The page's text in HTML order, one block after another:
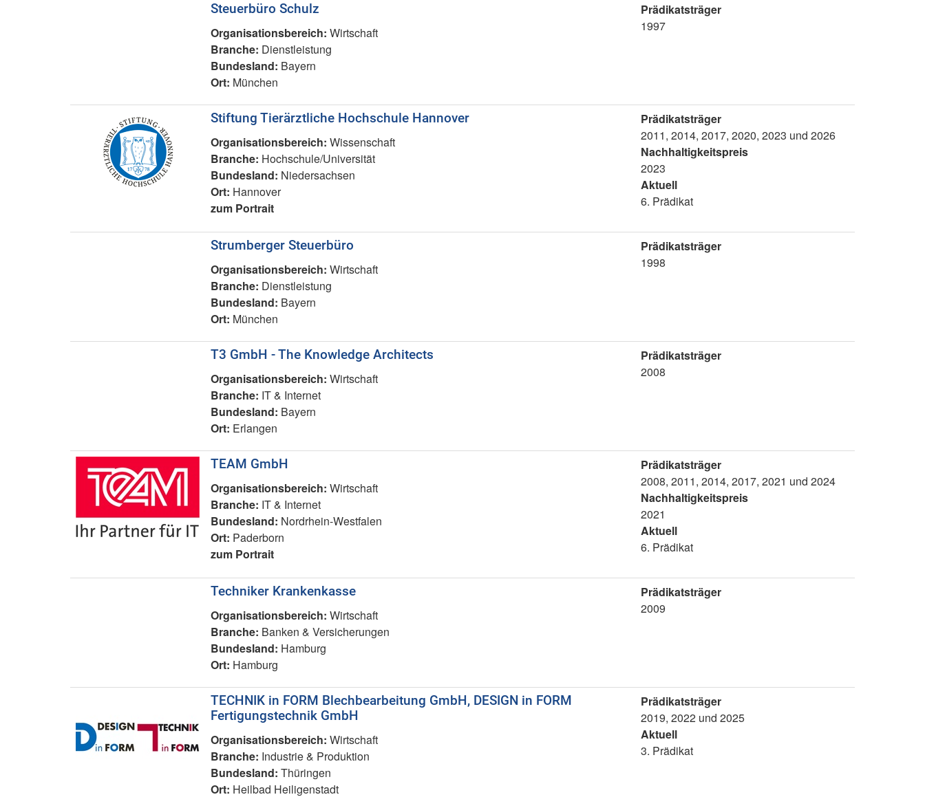
Steuerbüro Schulz
Organisationsbereich: Wirtschaft
Branche: Dienstleistung
Bundesland: Bayern
Ort: München
Prädikatsträger
1997
Stiftung Tierärztliche Hochschule Hannover
Organisationsbereich: Wissenschaft
Branche: Hochschule/Universität
Bundesland: Niedersachsen
Ort: Hannover
zum Portrait
Prädikatsträger
2011, 2014, 2017, 2020, 2023 und 2026
Nachhaltigkeitspreis
2023
Aktuell
6. Prädikat
Strumberger Steuerbüro
Organisationsbereich: Wirtschaft
Branche: Dienstleistung
Bundesland: Bayern
Ort: München
Prädikatsträger
1998
T3 GmbH - The Knowledge Architects
Organisationsbereich: Wirtschaft
Branche: IT & Internet
Bundesland: Bayern
Ort: Erlangen
Prädikatsträger
2008
TEAM GmbH
Organisationsbereich: Wirtschaft
Branche: IT & Internet
Bundesland: Nordrhein-Westfalen
Ort: Paderborn
zum Portrait
Prädikatsträger
2008, 2011, 2014, 2017, 2021 und 2024
Nachhaltigkeitspreis
2021
Aktuell
6. Prädikat
Techniker Krankenkasse
Organisationsbereich: Wirtschaft
Branche: Banken & Versicherungen
Bundesland: Hamburg
Ort: Hamburg
Prädikatsträger
2009
TECHNIK in FORM Blechbearbeitung GmbH, DESIGN in FORM
Fertigungstechnik GmbH
Organisationsbereich: Wirtschaft
Branche: Industrie & Produktion
Bundesland: Thüringen
Ort: Heilbad Heiligenstadt
Prädikatsträger
2019, 2022 und 2025
Aktuell
3. Prädikat